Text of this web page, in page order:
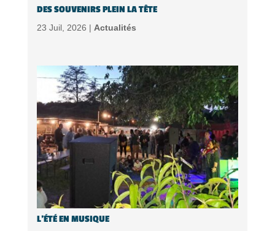
DES SOUVENIRS PLEIN LA TÊTE
23 Juil, 2026 | Actualités
L’ÉTÉ EN MUSIQUE